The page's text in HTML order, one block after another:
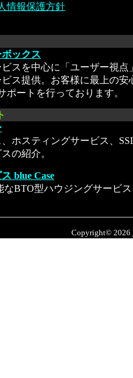
報保護方針
ックス
スを中心に「ユーザー視点
ス提供。お客様に最上の安
ポートを行っております。
、ホスティングサービス、
の紹介。
blue Case
なBTO型ハウジングサービス
Copyright© 2026